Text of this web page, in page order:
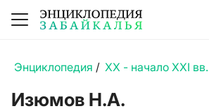
Энциклопедия / XX - начало XXI вв.
Изюмов Н.А.